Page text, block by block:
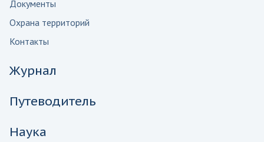
Документы
Охрана территорий
Контакты
Журнал
Путеводитель
Наука